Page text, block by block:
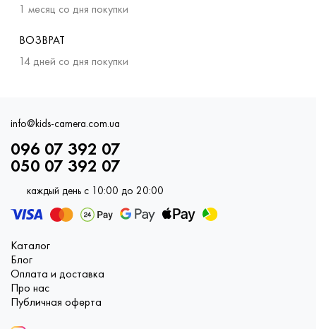
1 месяц со дня покупки
ВОЗВРАТ
14 дней со дня покупки
info@kids-camera.com.ua
096 07 392 07
050 07 392 07
каждый день с 10:00 до 20:00
Каталог
Блог
Оплата и доставка
Про нас
Публичная оферта